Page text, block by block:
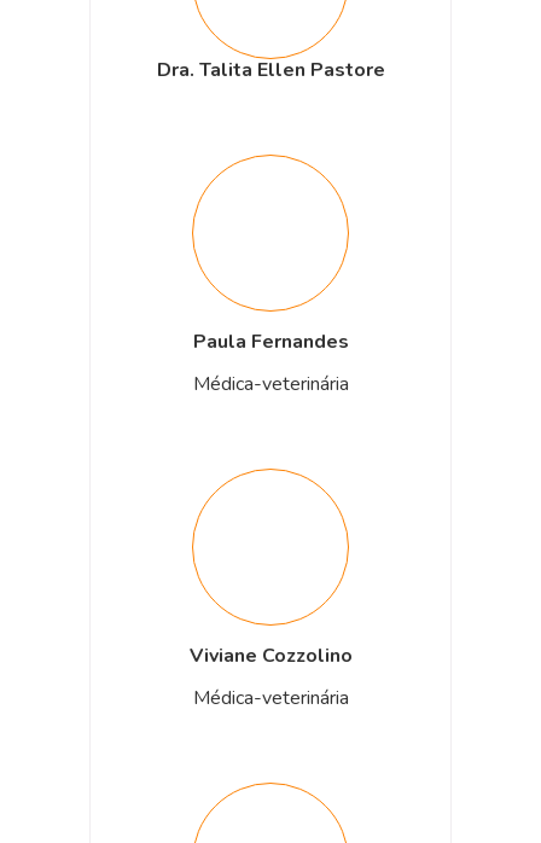
Dra. Talita Ellen Pastore
Paula Fernandes
Médica-veterinária
Viviane Cozzolino
Médica-veterinária